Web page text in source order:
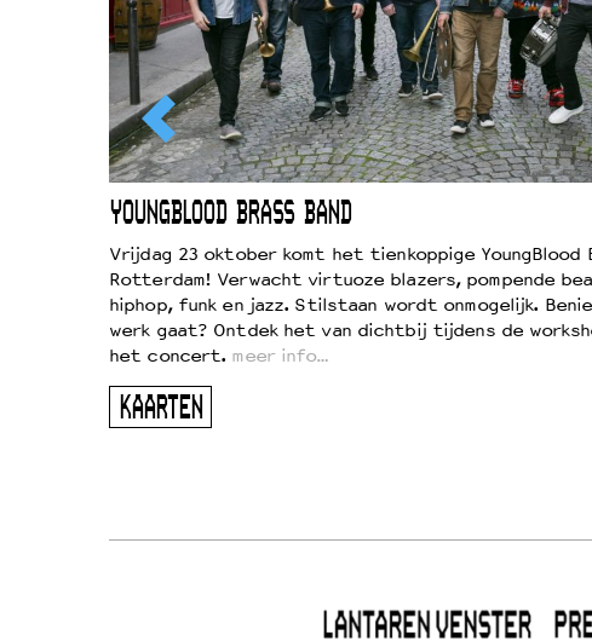
YOUNGBLOOD BRASS BAND
Vrijdag 23 oktober komt het tienkoppige YoungBlood
Rotterdam! Verwacht virtuoze blazers, pompende
hiphop, funk en jazz. Stilstaan wordt onmogelijk.
werk gaat? Ontdek het van dichtbij tijdens de
het concert. meer info…
KAARTEN